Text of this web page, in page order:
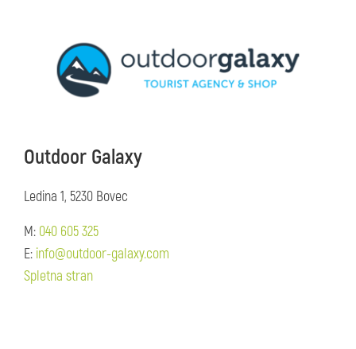
Outdoor Galaxy
Ledina 1, 5230 Bovec
M: 040 605 325
E: info@outdoor-galaxy.com
Spletna stran